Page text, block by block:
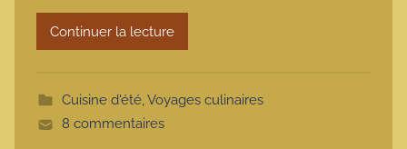
t
Continuer la lecture
Cuisine d'été,Voyages culinaires
8 commentaires